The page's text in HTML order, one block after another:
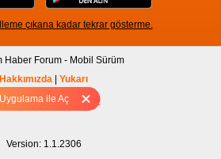
Uygulama ile Aç
çıkana kadar tekrar gösterme.
Haber Forum - Mobil Sürüm
Hakkımızda | Yukarı
sürüm için Tıklayınız
Version: 1.1.2306